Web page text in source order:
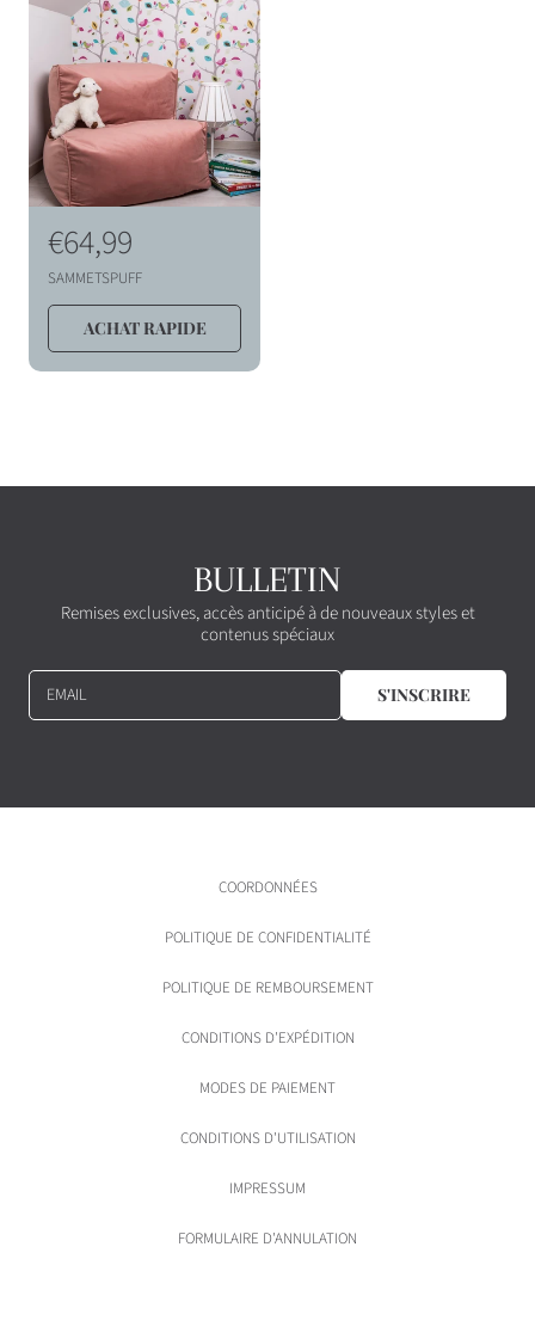
b
i
t
u
e
l
P
r
i
x
h
i
€64,99
SAMMETSPUFF
ACHAT RAPIDE
BULLETIN
Remises exclusives, accès anticipé à de nouveaux styles et
contenus spéciaux
EMAIL S'INSCRIRE
COORDONNÉES
POLITIQUE DE CONFIDENTIALITÉ
POLITIQUE DE REMBOURSEMENT
CONDITIONS D'EXPÉDITION
MODES DE PAIEMENT
CONDITIONS D'UTILISATION
IMPRESSUM
FORMULAIRE D'ANNULATION